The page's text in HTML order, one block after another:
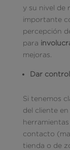
y su nivel de
importante
percepción
para
mejoras.
Dar
Si tenemos
del cliente
contacto
tienda o de